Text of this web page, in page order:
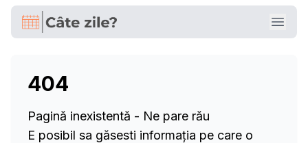
404
Pagină inexistentă - Ne pare rău
E posibil sa găsesti informația pe care o